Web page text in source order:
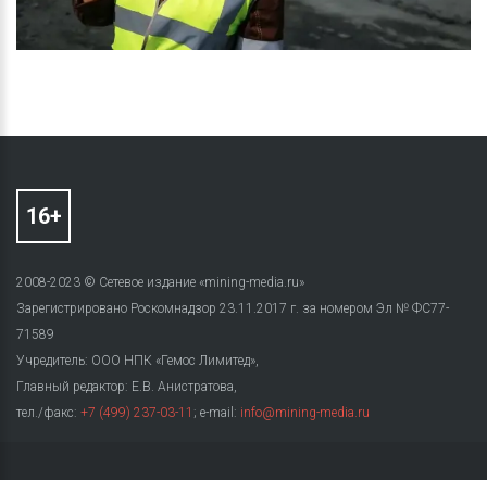
2008-2023 © Сетевое издание «mining-media.ru»
Зарегистрировано Роскомнадзор 23.11.2017 г. за номером Эл № ФС77-
71589
Учредитель: ООО НПК «Гемос Лимитед»,
Главный редактор: Е.В. Анистратова,
тел./факс: +7 (499) 237-03-11 ; e-mail: info@mining-media.ru